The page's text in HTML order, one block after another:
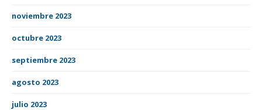
noviembre 2023
octubre 2023
septiembre 2023
agosto 2023
julio 2023